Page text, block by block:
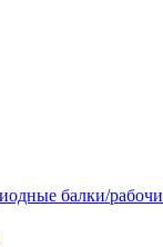
балки/